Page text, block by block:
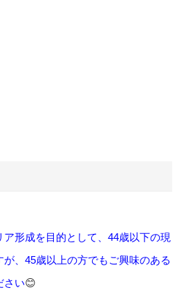
形成を目的として、44歳以下の現
、45歳以上の方でもご興味のある
さい😊